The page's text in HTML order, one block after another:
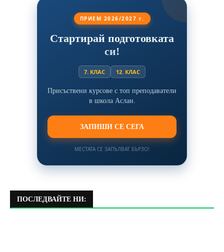
ПРИЕМ 2026/2027 г.
Стартирай подготовката
си!
7. КЛАС 12. КЛАС
Присъствени курсове с топ преподаватели
в школа Аслан.
ЗАПИШИ СЕ СЕГА
МЕСТАТА СЕ ЗАПЪЛВАТ БЪРЗО!
ПОСЛЕДВАЙТЕ НИ: